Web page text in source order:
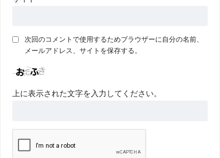
次回のコメントで使用するためブラウザーに自分の名前、
メールアドレス、サイトを保存する。
上に表示された文字を入力してください。